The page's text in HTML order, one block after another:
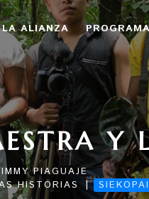
LA ALIANZA
Y
PIAGUAJE
HISTORIAS | SIEKOPAI